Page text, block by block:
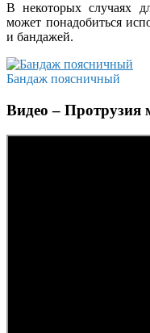
В некоторых случаях
может понадобиться
и бандажей.
Бандаж поясничный
Видео – Протрузия